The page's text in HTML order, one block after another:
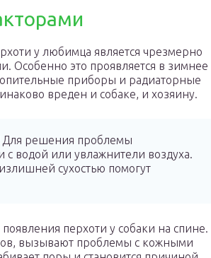
у любимца является чрезмерно
Особенно это проявляется в зимнее
приборы и радиаторные
вреден и собаке, и хозяину.
Для решения проблемы
с водой или увлажнители воздуха.
сухостью помогут
перхоти у собаки на спине.
вызывают проблемы с кожными